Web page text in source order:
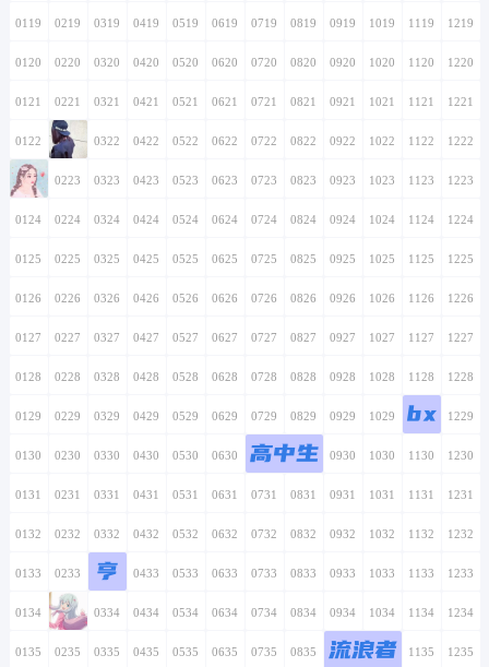
0119 0219 0319 0419 0519 0619 0719 0819 0919 1019 1119 1219
0120 0220 0320 0420 0520 0620 0720 0820 0920 1020 1120 1220
0121 0221 0321 0421 0521 0621 0721 0821 0921 1021 1121 1221
0122 0222 0322 0422 0522 0622 0722 0822 0922 1022 1122 1222
0123 0223 0323 0423 0523 0623 0723 0823 0923 1023 1123 1223
0124 0224 0324 0424 0524 0624 0724 0824 0924 1024 1124 1224
0125 0225 0325 0425 0525 0625 0725 0825 0925 1025 1125 1225
0126 0226 0326 0426 0526 0626 0726 0826 0926 1026 1126 1226
0127 0227 0327 0427 0527 0627 0727 0827 0927 1027 1127 1227
0128 0228 0328 0428 0528 0628 0728 0828 0928 1028 1128 1228
0129 0229 0329 0429 0529 0629 0729 0829 0929 1029 1129
bx 1229
0130 0230 0330 0430 0530 0630 0730
高中生
0830 0930 1030 1130 1230
0131 0231 0331 0431 0531 0631 0731 0831 0931 1031 1131 1231
0132 0232 0332 0432 0532 0632 0732 0832 0932 1032 1132 1232
0133 0233 0333
亨 0433 0533 0633 0733 0833 0933 1033 1133 1233
0134 0234 0334 0434 0534 0634 0734 0834 0934 1034 1134 1234
0135 0235 0335 0435 0535 0635 0735 0835 0935
流浪者
1035 1135 1235